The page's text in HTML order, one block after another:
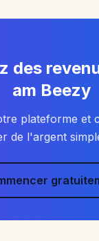
des
am Beezy
plateforme et
de l'argent